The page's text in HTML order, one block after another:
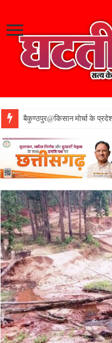
बैकुण्ठपुर@किसान मोर्चा के